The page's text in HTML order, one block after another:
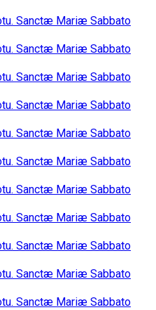
Sanctæ Mariæ Sabbato
Sanctæ Mariæ Sabbato
Sanctæ Mariæ Sabbato
Sanctæ Mariæ Sabbato
Sanctæ Mariæ Sabbato
Sanctæ Mariæ Sabbato
Sanctæ Mariæ Sabbato
Sanctæ Mariæ Sabbato
Sanctæ Mariæ Sabbato
Sanctæ Mariæ Sabbato
Sanctæ Mariæ Sabbato